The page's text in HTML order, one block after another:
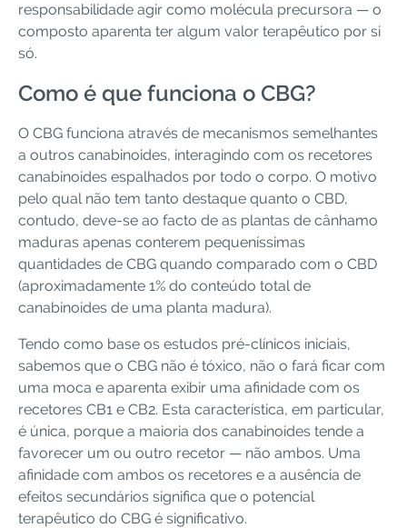
responsabilidade agir como molécula precursora — o
composto aparenta ter algum valor terapêutico por si
só.
Como é que funciona o CBG?
O CBG funciona através de mecanismos semelhantes
a outros canabinoides, interagindo com os recetores
canabinoides espalhados por todo o corpo. O motivo
pelo qual não tem tanto destaque quanto o CBD,
contudo, deve-se ao facto de as plantas de cânhamo
maduras apenas conterem pequeníssimas
quantidades de CBG quando comparado com o CBD
(aproximadamente 1% do conteúdo total de
canabinoides de uma planta madura).
Tendo como base os estudos pré-clínicos iniciais,
sabemos que o CBG não é tóxico, não o fará ficar com
uma moca e aparenta exibir uma afinidade com os
recetores CB1 e CB2. Esta característica, em particular,
é única, porque a maioria dos canabinoides tende a
favorecer um ou outro recetor — não ambos. Uma
afinidade com ambos os recetores e a ausência de
efeitos secundários significa que o potencial
terapêutico do CBG é significativo.